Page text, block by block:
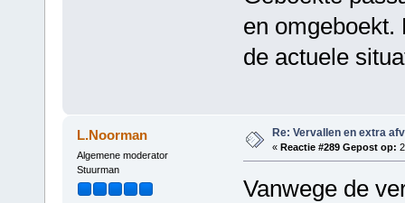
en
de actuele
L.Noorman
Algemene moderator
Stuurman
Re: Vervallen en extra
« Reactie #289 Gepost op:
Vanwege de